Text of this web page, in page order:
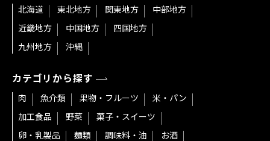
北海道 東北地方 関東地方
中部地方
近畿地方
中国地方
四国地方
九州地方
沖縄
カテゴリから探す
肉 魚介類 果物・フルーツ
米・パン
加工食品
野菜
菓子・スイーツ
卵・乳製品
麺類 調味料・油
お酒